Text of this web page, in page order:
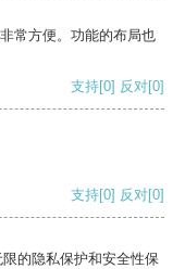
常方便。功能的布局也
支持[0] 反对[0]
支持[0] 反对[0]
的隐私保护和安全性保